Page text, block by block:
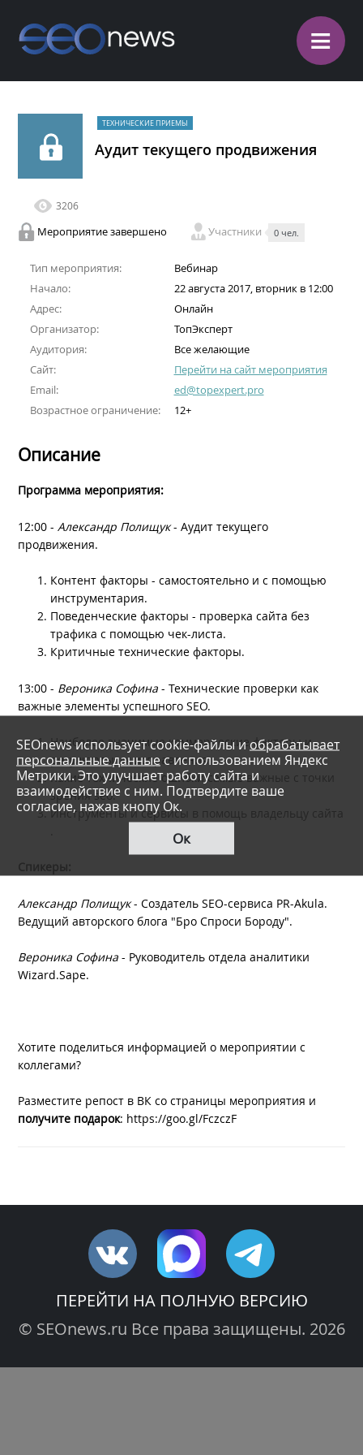
≡
ТЕХНИЧЕСКИЕ ПРИЕМЫ
Аудит текущего продвижения
3206
Мероприятие завершено Участники 0 чел.
Тип мероприятия:
Вебинар
Начало:
22 августа 2017, вторник в 12:00
Адрес:
Онлайн
Организатор:
ТопЭксперт
Аудитория:
Все желающие
Сайт:
Перейти на сайт мероприятия
Email:
ed@topexpert.pro
Возрастное ограничение:
12+
Описание
Программа мероприятия:
12:00 -Александр Полищук- Аудит текущего
продвижения.
Контент факторы - самостоятельно и с помощью
инструментария.
Поведенческие факторы - проверка сайта без
трафика с помощью чек-листа.
Критичные технические факторы.
13:00 - Вероника Софина - Технические проверки как
важные элементы успешного SEO.
Наиболее значимые коммерческие факторы и
результаты их исправления.
Какие технические ошибки самые важные с точки
зрения seo.
Инструменты и сервисы в помощь владельцу сайта
Спикеры:
Александр Полищук- Создатель SEO-сервиса PR-Akula.
Ведущий авторского блога "Бро Спроси Бороду".
Вероника Софина - Руководитель отдела аналитики
Wizard.Sape.
Хотите поделиться информацией о мероприятии с
коллегами?
Разместите репост в ВК со страницы мероприятия и
получите подарок: https://goo.gl/FczczF
SEOnews использует cookie-файлы иобрабатывает
персональные данныес использованием Яндекс
Метрики. Это улучшает работу сайта и
взаимодействие с ним. Подтвердите ваше
согласие, нажав кнопу Ок.
Ок
ПЕРЕЙТИ НА ПОЛНУЮ ВЕРСИЮ
© SEOnews.ru Все права защищены. 2026